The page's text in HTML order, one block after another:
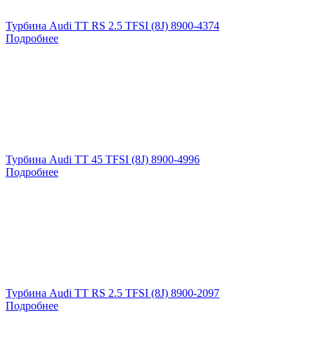
Турбина Audi TT RS 2.5 TFSI (8J) 8900-4374
Подробнее
Турбина Audi TT 45 TFSI (8J) 8900-4996
Подробнее
Турбина Audi TT RS 2.5 TFSI (8J) 8900-2097
Подробнее